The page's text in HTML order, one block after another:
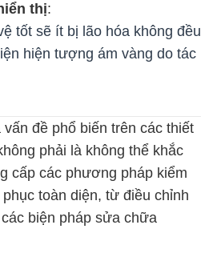
thị:
tốt sẽ ít bị lão hóa không đều
hiện tượng ám vàng do tác
đề phổ biến trên các thiết
phải là không thể khắc
cấp các phương pháp kiểm
toàn diện, từ điều chỉnh
biện pháp sửa chữa